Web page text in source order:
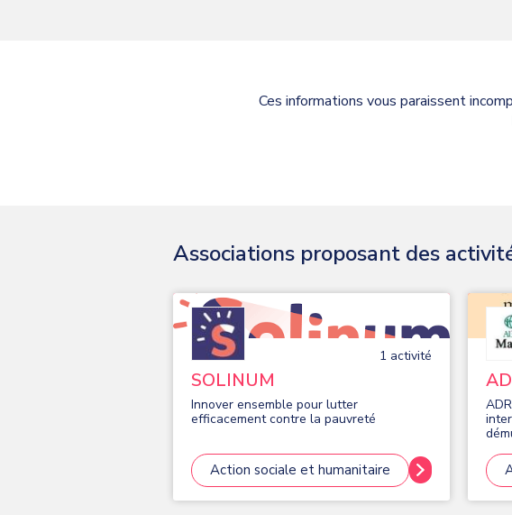
Ces informations vous paraissent
Associations proposant des
1 activité
SOLINUM
Innover ensemble pour lutter
efficacement contre la pauvreté
Action sociale et humanitaire
démunies
l’autre. Nous
des